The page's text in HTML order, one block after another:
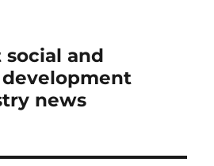
social and
news